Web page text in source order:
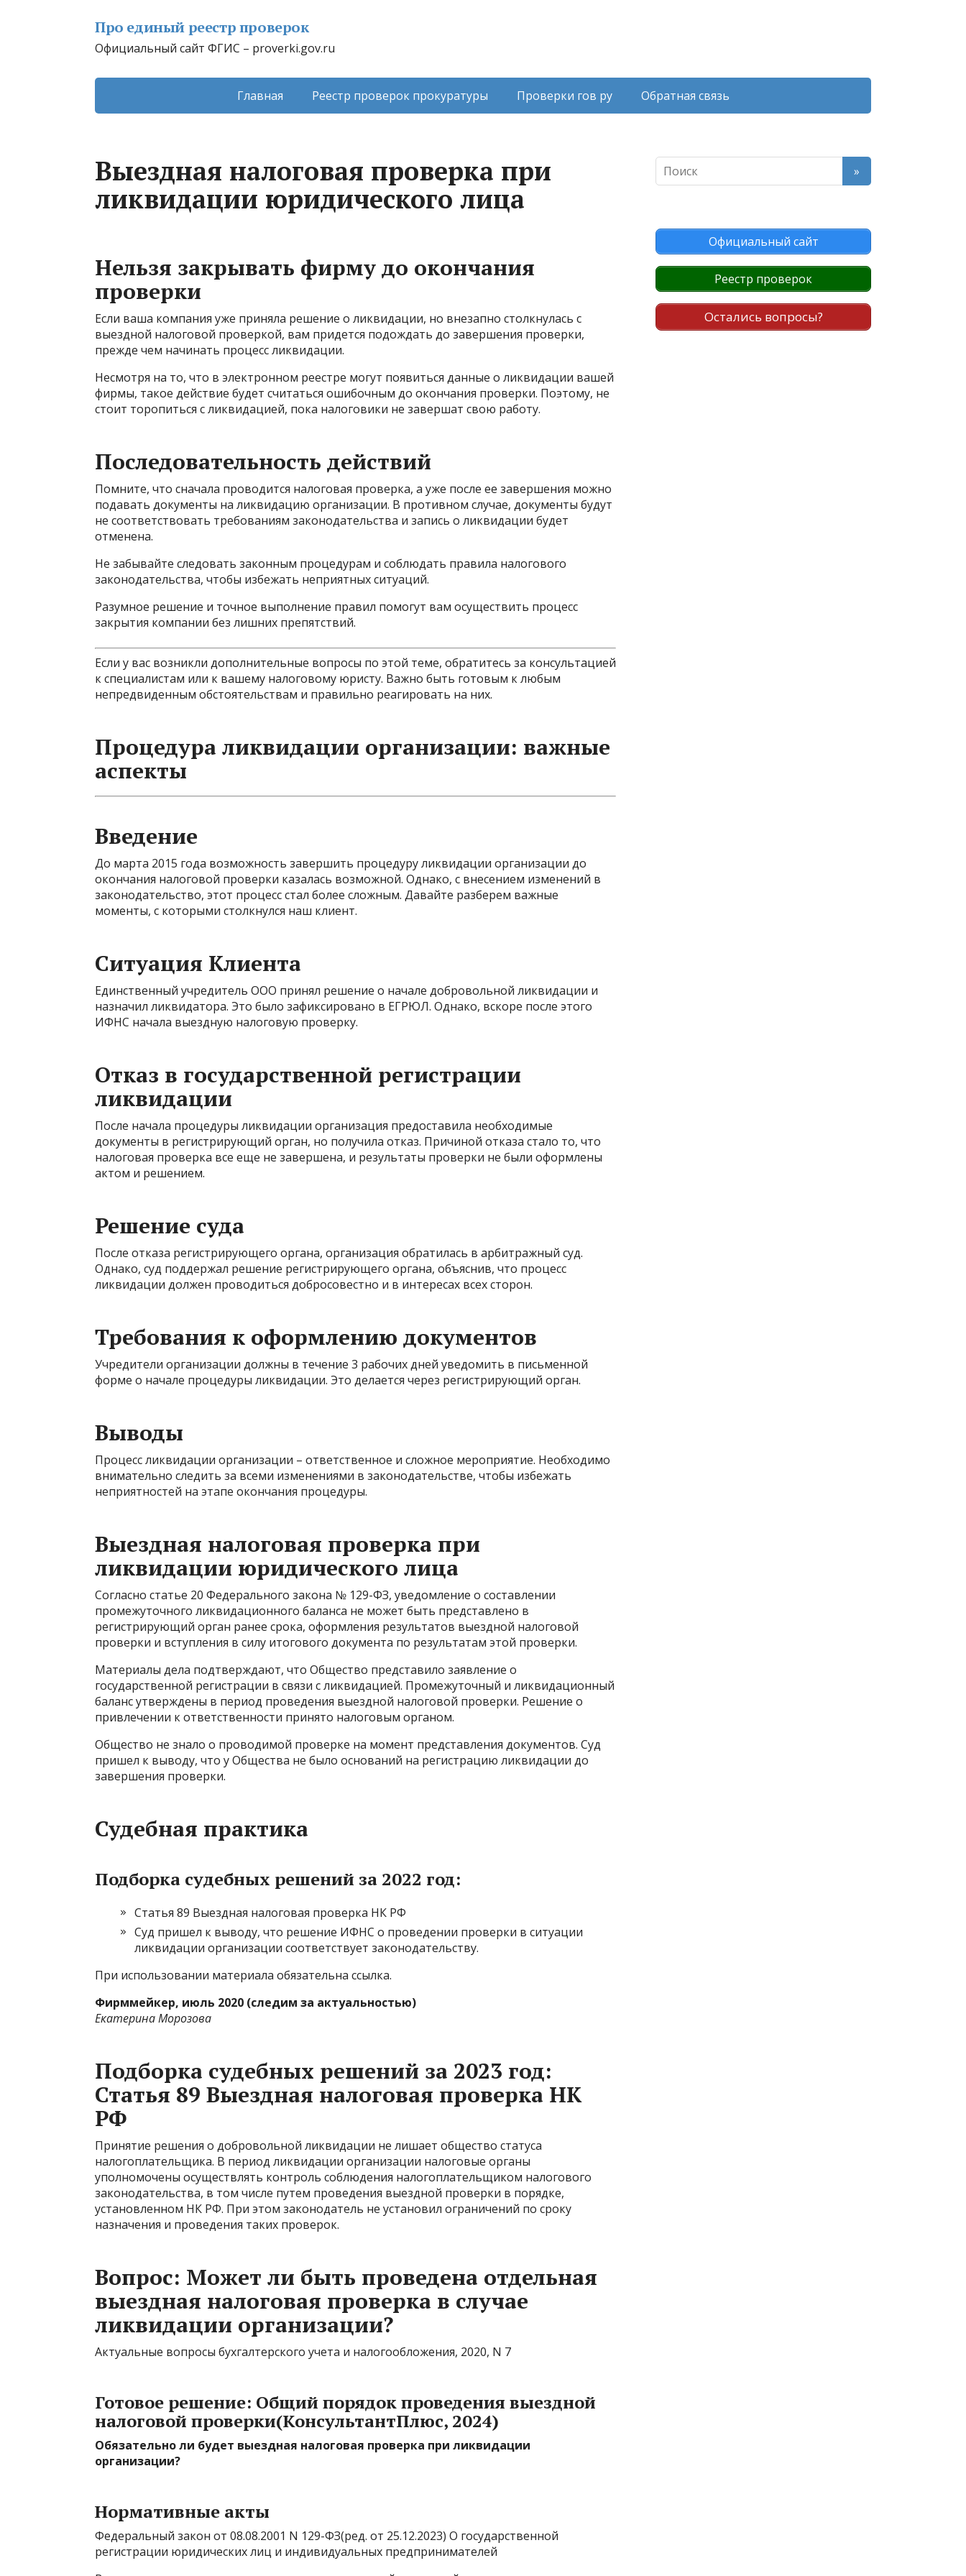
Про единый реестр проверок
Официальный сайт ФГИС – proverki.gov.ru
Главная Реестр проверок прокуратуры Проверки гов ру Обратная связь
Выездная налоговая проверка при
ликвидации юридического лица
Нельзя закрывать фирму до окончания
проверки
Если ваша компания уже приняла решение о ликвидации, но внезапно столкнулась с
выездной налоговой проверкой, вам придется подождать до завершения проверки,
прежде чем начинать процесс ликвидации.
Несмотря на то, что в электронном реестре могут появиться данные о ликвидации вашей
фирмы, такое действие будет считаться ошибочным до окончания проверки. Поэтому, не
стоит торопиться с ликвидацией, пока налоговики не завершат свою работу.
Последовательность действий
Помните, что сначала проводится налоговая проверка, а уже после ее завершения можно
подавать документы на ликвидацию организации. В противном случае, документы будут
не соответствовать требованиям законодательства и запись о ликвидации будет
отменена.
Не забывайте следовать законным процедурам и соблюдать правила налогового
законодательства, чтобы избежать неприятных ситуаций.
Разумное решение и точное выполнение правил помогут вам осуществить процесс
закрытия компании без лишних препятствий.
Если у вас возникли дополнительные вопросы по этой теме, обратитесь за консультацией
к специалистам или к вашему налоговому юристу. Важно быть готовым к любым
непредвиденным обстоятельствам и правильно реагировать на них.
Процедура ликвидации организации: важные
аспекты
Введение
До марта 2015 года возможность завершить процедуру ликвидации организации до
окончания налоговой проверки казалась возможной. Однако, с внесением изменений в
законодательство, этот процесс стал более сложным. Давайте разберем важные
моменты, с которыми столкнулся наш клиент.
Ситуация Клиента
Единственный учредитель ООО принял решение о начале добровольной ликвидации и
назначил ликвидатора. Это было зафиксировано в ЕГРЮЛ. Однако, вскоре после этого
ИФНС начала выездную налоговую проверку.
Отказ в государственной регистрации
ликвидации
После начала процедуры ликвидации организация предоставила необходимые
документы в регистрирующий орган, но получила отказ. Причиной отказа стало то, что
налоговая проверка все еще не завершена, и результаты проверки не были оформлены
актом и решением.
Решение суда
После отказа регистрирующего органа, организация обратилась в арбитражный суд.
Однако, суд поддержал решение регистрирующего органа, объяснив, что процесс
ликвидации должен проводиться добросовестно и в интересах всех сторон.
Требования к оформлению документов
Учредители организации должны в течение 3 рабочих дней уведомить в письменной
форме о начале процедуры ликвидации. Это делается через регистрирующий орган.
Выводы
Процесс ликвидации организации – ответственное и сложное мероприятие. Необходимо
внимательно следить за всеми изменениями в законодательстве, чтобы избежать
неприятностей на этапе окончания процедуры.
Выездная налоговая проверка при
ликвидации юридического лица
Согласно статье 20 Федерального закона № 129-ФЗ, уведомление о составлении
промежуточного ликвидационного баланса не может быть представлено в
регистрирующий орган ранее срока, оформления результатов выездной налоговой
проверки и вступления в силу итогового документа по результатам этой проверки.
Материалы дела подтверждают, что Общество представило заявление о
государственной регистрации в связи с ликвидацией. Промежуточный и ликвидационный
баланс утверждены в период проведения выездной налоговой проверки. Решение о
привлечении к ответственности принято налоговым органом.
Общество не знало о проводимой проверке на момент представления документов. Суд
пришел к выводу, что у Общества не было оснований на регистрацию ликвидации до
завершения проверки.
Судебная практика
Подборка судебных решений за 2022 год:
Статья 89 Выездная налоговая проверка НК РФ
Суд пришел к выводу, что решение ИФНС о проведении проверки в ситуации
ликвидации организации соответствует законодательству.
При использовании материала обязательна ссылка.
Фирммейкер, июль 2020 (следим за актуальностью)
Екатерина Морозова
Подборка судебных решений за 2023 год:
Статья 89 Выездная налоговая проверка НК
РФ
Принятие решения о добровольной ликвидации не лишает общество статуса
налогоплательщика. В период ликвидации организации налоговые органы
уполномочены осуществлять контроль соблюдения налогоплательщиком налогового
законодательства, в том числе путем проведения выездной проверки в порядке,
установленном НК РФ. При этом законодатель не установил ограничений по сроку
назначения и проведения таких проверок.
Вопрос: Может ли быть проведена отдельная
выездная налоговая проверка в случае
ликвидации организации?
Актуальные вопросы бухгалтерского учета и налогообложения, 2020, N 7
Готовое решение: Общий порядок проведения выездной
налоговой проверки(КонсультантПлюс, 2024)
Обязательно ли будет выездная налоговая проверка при ликвидации
организации?
Нормативные акты
Федеральный закон от 08.08.2001 N 129-ФЗ(ред. от 25.12.2023) О государственной
регистрации юридических лиц и индивидуальных предпринимателей
Официальный сайт
Реестр проверок
Остались вопросы?